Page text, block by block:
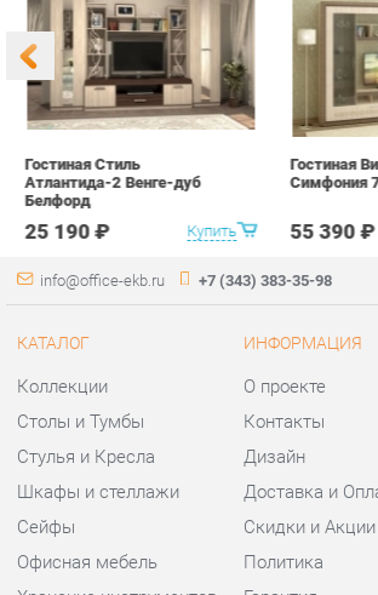
Купить
25 190 ₽ 55 390 ₽
info@office-ekb.ru +7 (343) 383-35-98
КАТАЛОГ
Коллекции
Столы и Тумбы
Стулья и Кресла
Шкафы и стеллажи
Сейфы
Офисная мебель
ИНФОРМАЦИЯ
О проекте
Дизайн
Доставка и Оплата
Скидки и Акции
Политика
ГОРОДА
Весь мир
Екатеринбург
КОНТАКТЫ
Шоурум и склад самовывоза
Адрес: г.Екатеринбург,
Уральских рабочих, 54